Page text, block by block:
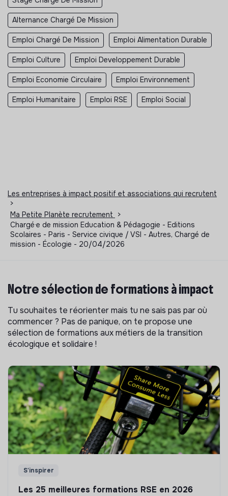
Alternance Chargé De Mission
Emploi Chargé De Mission Emploi Alimentation Durable
Emploi Culture Emploi Developpement Durable
Emploi Economie Circulaire Emploi Environnement
Emploi Humanitaire Emploi RSE Emploi Social
Les entreprises à impact positif et associations qui recrutent
>
Ma Petite Planète recrutement
>
Chargé·e de mission Education & Pédagogie - Editions
Scolaires - Paris - Service civique / VSI - Autres, Chargé de
mission - Écologie - 20/04/2026
Notre sélection de formations à impact
Tu souhaites te réorienter mais tu ne sais pas par où
commencer ? Pas de panique, on te propose une
sélection de formations aux métiers de la transition
écologique et solidaire !
S'inspirer
Les 25 meilleures formations RSE en 2026